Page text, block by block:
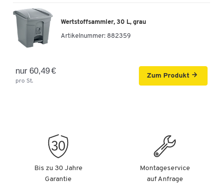
Wertstoffsammler, 30 L, grau
Artikelnummer: 882359
nur 60,49 €
pro St.
Zum Produkt
Bis zu 30 Jahre
Garantie
Montageservice
auf Anfrage